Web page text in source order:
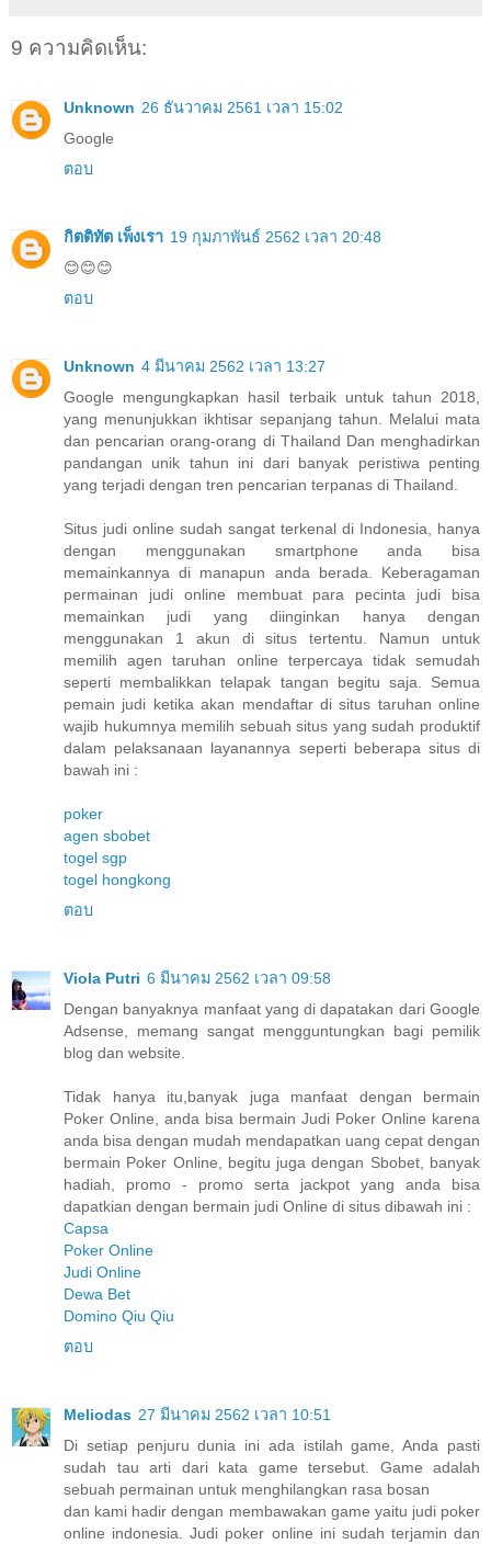
9 ความคิดเห็น:
Unknown 26 ธันวาคม 2561 เวลา 15:02
Google
ตอบ
กิตติทัต เพ็งเรา 19 กุมภาพันธ์ 2562 เวลา 20:48
😊😊😊
ตอบ
Unknown 4 มีนาคม 2562 เวลา 13:27
Google mengungkapkan hasil terbaik untuk tahun 2018,
yang menunjukkan ikhtisar sepanjang tahun. Melalui mata
dan pencarian orang-orang di Thailand Dan menghadirkan
pandangan unik tahun ini dari banyak peristiwa penting
yang terjadi dengan tren pencarian terpanas di Thailand.
Situs judi online sudah sangat terkenal di Indonesia, hanya
dengan menggunakan smartphone anda bisa
memainkannya di manapun anda berada. Keberagaman
permainan judi online membuat para pecinta judi bisa
memainkan judi yang diinginkan hanya dengan
menggunakan 1 akun di situs tertentu. Namun untuk
memilih agen taruhan online terpercaya tidak semudah
seperti membalikkan telapak tangan begitu saja. Semua
pemain judi ketika akan mendaftar di situs taruhan online
wajib hukumnya memilih sebuah situs yang sudah produktif
dalam pelaksanaan layanannya seperti beberapa situs di
bawah ini :
poker
agen sbobet
togel sgp
togel hongkong
ตอบ
Viola Putri 6 มีนาคม 2562 เวลา 09:58
Dengan banyaknya manfaat yang di dapatakan dari Google
Adsense, memang sangat mengguntungkan bagi pemilik
blog dan website.
Tidak hanya itu,banyak juga manfaat dengan bermain
Poker Online, anda bisa bermain Judi Poker Online karena
anda bisa dengan mudah mendapatkan uang cepat dengan
bermain Poker Online, begitu juga dengan Sbobet, banyak
hadiah, promo - promo serta jackpot yang anda bisa
dapatkian dengan bermain judi Online di situs dibawah ini :
Capsa
Poker Online
Judi Online
Dewa Bet
Domino Qiu Qiu
ตอบ
Meliodas 27 มีนาคม 2562 เวลา 10:51
Di setiap penjuru dunia ini ada istilah game, Anda pasti
sudah tau arti dari kata game tersebut. Game adalah
sebuah permainan untuk menghilangkan rasa bosan
dan kami hadir dengan membawakan game yaitu judi poker
online indonesia. Judi poker online ini sudah terjamin dan